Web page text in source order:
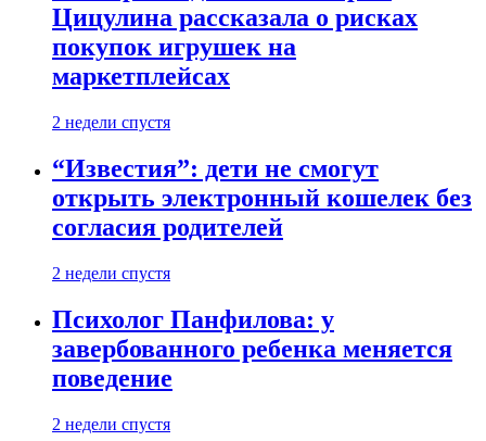
Цицулина рассказала о рисках
покупок игрушек на
маркетплейсах
2 недели спустя
“Известия”: дети не смогут
открыть электронный кошелек без
согласия родителей
2 недели спустя
Психолог Панфилова: у
завербованного ребенка меняется
поведение
2 недели спустя